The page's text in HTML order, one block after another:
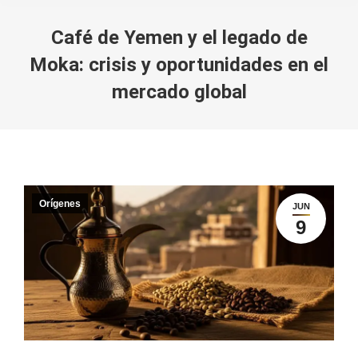
Café de Yemen y el legado de
Moka: crisis y oportunidades en el
mercado global
JUN
9
Orígenes